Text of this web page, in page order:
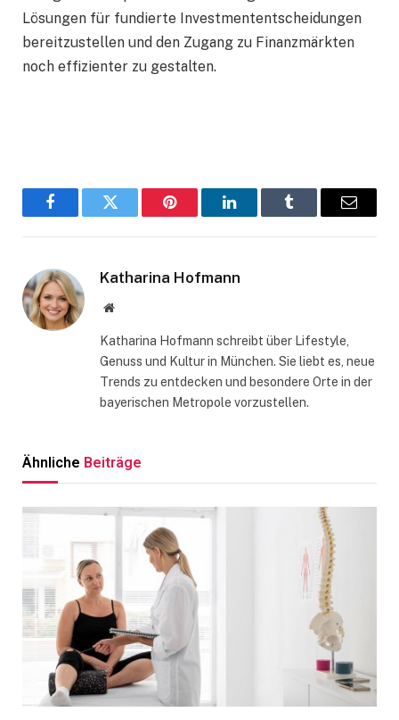
Lösungen für fundierte Investmententscheidungen
bereitzustellen und den Zugang zu Finanzmärkten
noch effizienter zu gestalten.
FacebookTwitter Pinterest LinkedInTumblr Email
Katharina Hofmann
Website
Katharina Hofmann schreibt über Lifestyle,
Genuss und Kultur in München. Sie liebt es, neue
Trends zu entdecken und besondere Orte in der
bayerischen Metropole vorzustellen.
Ähnliche Beiträge